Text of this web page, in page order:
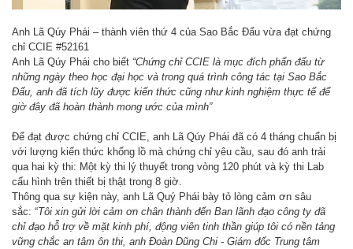
Anh Lã Qúy Phái – thành viên thứ 4 của Sao Bắc Đẩu vừa đạt chứng
chỉ CCIE #52161
Anh Lã Qúy Phái cho biết “Chứng chỉ CCIE là mục đích phấn đấu từ
những ngày theo học đại học và trong quá trình công tác tại Sao Bắc
Đẩu, anh đã tích lũy được kiến thức cũng như kinh nghiệm thực tế để
giờ đây đã hoàn thành mong ước của mình”
Để đạt được chứng chỉ CCIE, anh Lã Qúy Phái đã có 4 tháng chuẩn bị
với lượng kiến thức khổng lồ mà chứng chỉ yêu cầu, sau đó anh trải
qua hai kỳ thi: Một kỳ thi lý thuyết trong vòng 120 phút và kỳ thi Lab
cấu hình trên thiết bị thật trong 8 giờ.
Thông qua sự kiện này, anh Lã Quý Phái bày tỏ lòng cảm ơn sâu
sắc: “Tôi xin gửi lời cảm ơn chân thành đến Ban lãnh đạo công ty đã
chỉ đạo hỗ trợ về mặt kinh phí, động viên tinh thần giúp tôi có nền tảng
vững chắc an tâm ôn thi, anh Đoàn Dũng Chi - Giám đốc Trung tâm